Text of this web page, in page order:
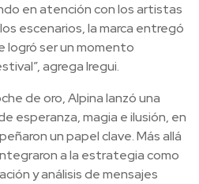
en atención con los artistas
escenarios, la marca entregó
logró ser un momento
agrega Iregui.
de oro, Alpina lanzó una
esperanza, magia e ilusión, en
un papel clave. Más allá
a la estrategia como
y análisis de mensajes